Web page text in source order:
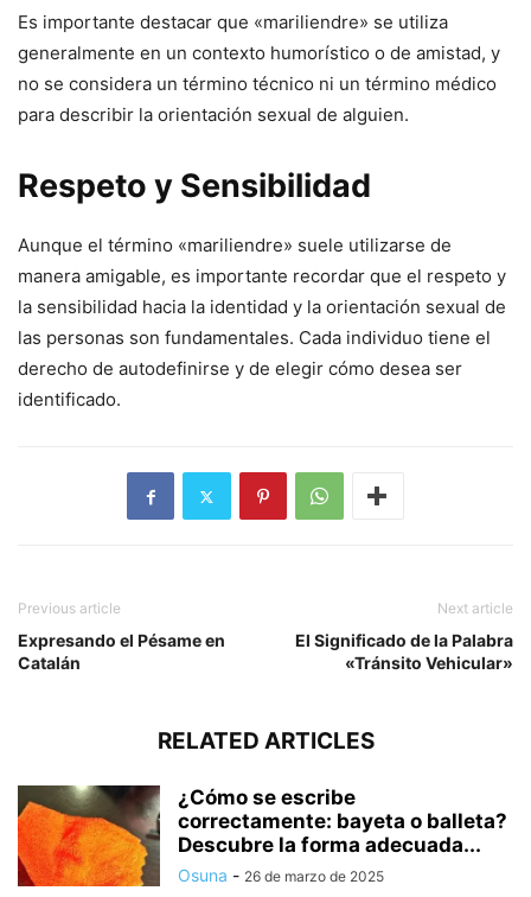
Es importante destacar que «mariliendre» se utiliza
generalmente en un contexto humorístico o de amistad, y
no se considera un término técnico ni un término médico
para describir la orientación sexual de alguien.
Respeto y Sensibilidad
Aunque el término «mariliendre» suele utilizarse de
manera amigable, es importante recordar que el respeto y
la sensibilidad hacia la identidad y la orientación sexual de
las personas son fundamentales. Cada individuo tiene el
derecho de autodefinirse y de elegir cómo desea ser
identificado.
Previous article
Expresando el Pésame en
Catalán
Next article
El Significado de la Palabra
«Tránsito Vehicular»
RELATED ARTICLES
¿Cómo se escribe
correctamente: bayeta o balleta?
Descubre la forma adecuada...
Osuna - 26 de marzo de 2025